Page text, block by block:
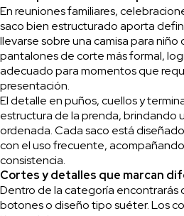
En reuniones familiares,
saco bien estructurado aporta
llevarse sobre una camisa para niño
pantalones de corte más formal,
adecuado para momentos que
presentación.
El detalle en puños, cuellos y
estructura de la prenda, brindando
ordenada. Cada saco está
con el uso frecuente,
consistencia.
Cortes y detalles que marcan
Dentro de la categoría encontrarás
botones o diseño tipo suéter. Los